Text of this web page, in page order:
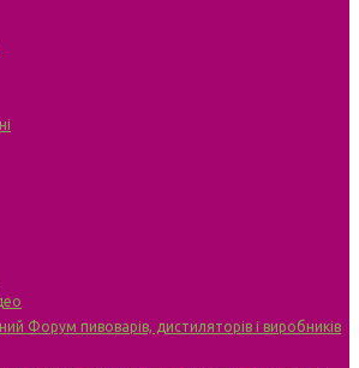
Форум пивоварів, дистиляторів і виробників